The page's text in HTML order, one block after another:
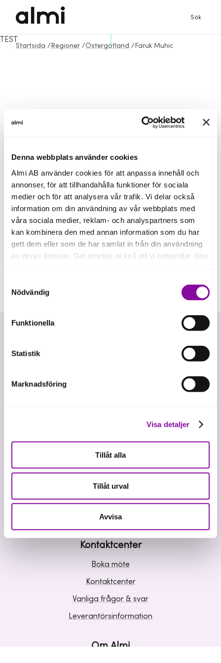
Denna webbplats använder cookies
Almi AB använder cookies för att anpassa innehåll och
annonser, för att tillhandahålla funktioner för sociala
medier och för att analysera vår trafik. Vi delar också
information om din användning av vår webbplats med
våra sociala medier, reklam- och analyspartners som
kan kombinera den med annan information som du har
gett dem eller som de har samlat in från din användning
av deras tjänster. Det innebär också att vi behandlar dina
Om du klickar på avvisa kommer användning av kakor
eller delning av information enligt ovan, inte att ske,
förutom för kakor som är nödvändiga för att hemsidan
ska fungera se mer under inställningar.
Nödvändig
Funktionella
Statistik
Marknadsföring
Visa detaljer
Tillåt alla
Tillåt urval
Avvisa
Sök
Startsida / Regioner /Östergötland / Faruk Muhic
TEST
Våra tjänster
Riskkapital
Affärsutveckling
Kunskap och inspiration
Kontaktcenter
Boka möte
Kontaktcenter
Vanliga frågor & svar
Leverantörsinformation
Om Almi